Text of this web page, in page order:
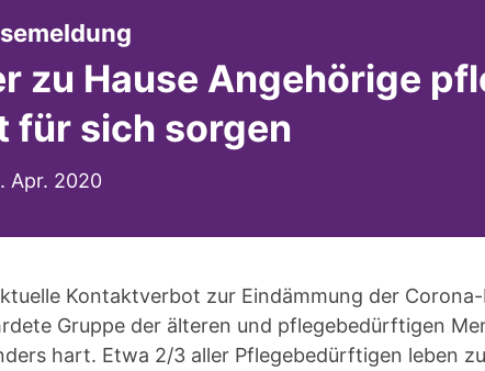
zu Hause Angehörige
für sich sorgen
Apr. 2020
Kontaktverbot zur Eindämmung der
Gruppe der älteren und pflegebedürftigen
hart. Etwa 2/3 aller Pflegebedürftigen leben